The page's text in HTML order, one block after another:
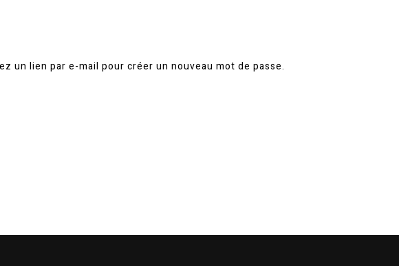
un lien par e-mail pour créer un nouveau mot de passe.